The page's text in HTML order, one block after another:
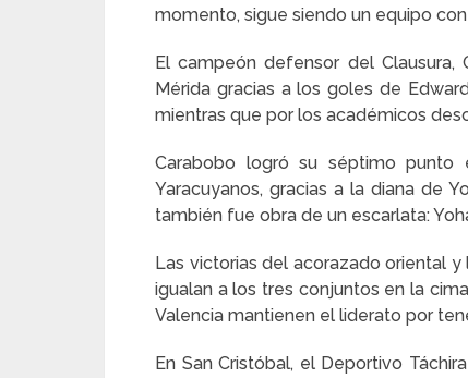
momento, sigue siendo un equipo
El campeón defensor del Clausura,
Mérida gracias a los goles de
mientras que por los académicos
Carabobo logró su séptimo
Yaracuyanos, gracias a la diana de
también fue obra de un escarlata:
Las victorias del acorazado oriental
igualan a los tres conjuntos en la
Valencia mantienen el liderato por
En San Cristóbal, el Deportivo